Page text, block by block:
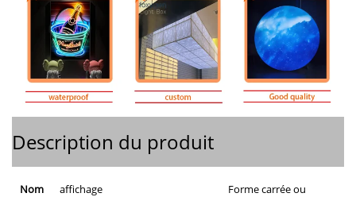
Description du produit
Nom
affichage
Forme carrée ou